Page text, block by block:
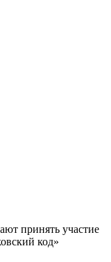
принять участие
код»